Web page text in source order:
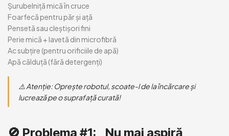
Șurubelniță mică în cruce
Foarfecă pentru păr și ață
Pensetă sau cleștișori fini
Perie mică + lavetă din microfibră
Ac subțire (pentru orificiile de apă)
Apă călduță (fără detergenți)
⚠️ Atenție:Oprește robotul, scoate-l de la încărcare și
lucrează pe o suprafață curată!
🚫 Problema #1: „Nu mai aspiră